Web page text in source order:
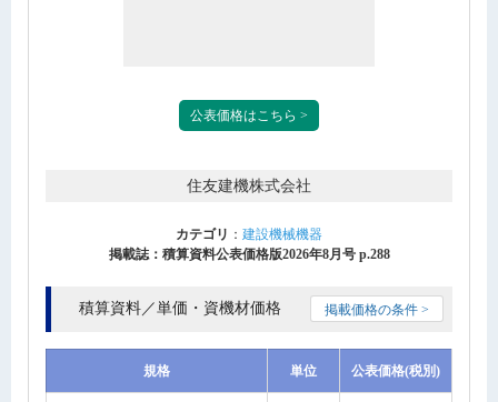
公表価格はこちら >
住友建機株式会社
カテゴリ ： 建設機械機器
掲載誌：積算資料公表価格版2026年8月号 p.288
積算資料／単価・資機材価格 掲載価格の条件 >
規格 単位 公表価格(税別)